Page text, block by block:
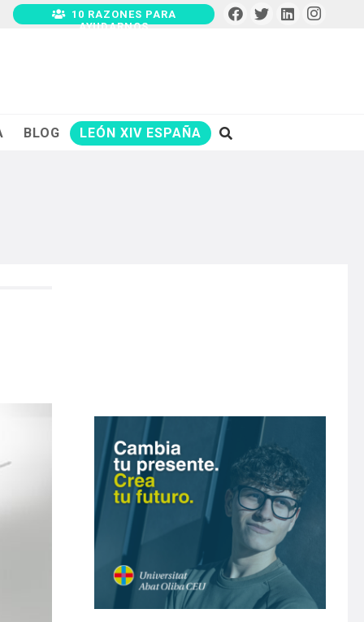
10 RAZONES PARA
AYUDARNOS
BLOG LEÓN XIV ESPAÑA